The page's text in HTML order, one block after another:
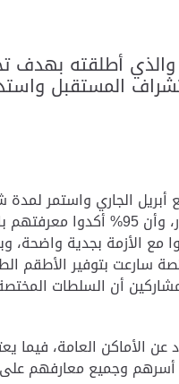
والذي أطلقته بهدف
المستقبل
مطلع أبريل الجاري واستمر
التحليل المستمر ووضح الحلول للتحديات التي تزامنت مع الجائحة.وأظهرت النتائج النهائية مشاركة 52.3% من
من المشاركين بأن المسؤولين تعاملوا مع الأزمة بجدية
مجهزة وقادرة على التعامل مع الوباء، وأشار 92% أن الجهات المختصة سارعت
أكد 94% ثقتهم بقدرة السلطات المختصة في التعامل مع الوضع الراهن، وأوضح 91% من
من المشاركين بأنهم يشجعون أفراد أسرهم وجميع